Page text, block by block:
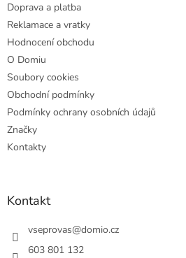
Doprava a platba
Reklamace a vratky
Hodnocení obchodu
O Domiu
Soubory cookies
Obchodní podmínky
Podmínky ochrany osobních údajů
Značky
Kontakty
Kontakt
vseprovas@domio.cz
603 801 132